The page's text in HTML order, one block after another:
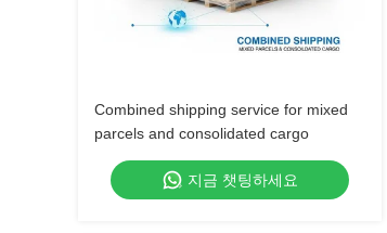
Combined shipping service for mixed
parcels and consolidated cargo
지금 챗팅하세요